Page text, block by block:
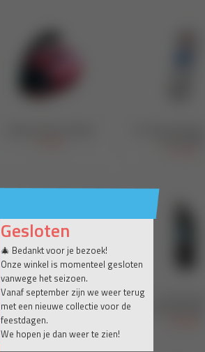
Gesloten
🎄 Bedankt voor je bezoek!
Onze winkel is momenteel gesloten
vanwege het seizoen.
Vanaf september zijn we weer terug
met een nieuwe collectie voor de
feestdagen.
We hopen je dan weer te zien!